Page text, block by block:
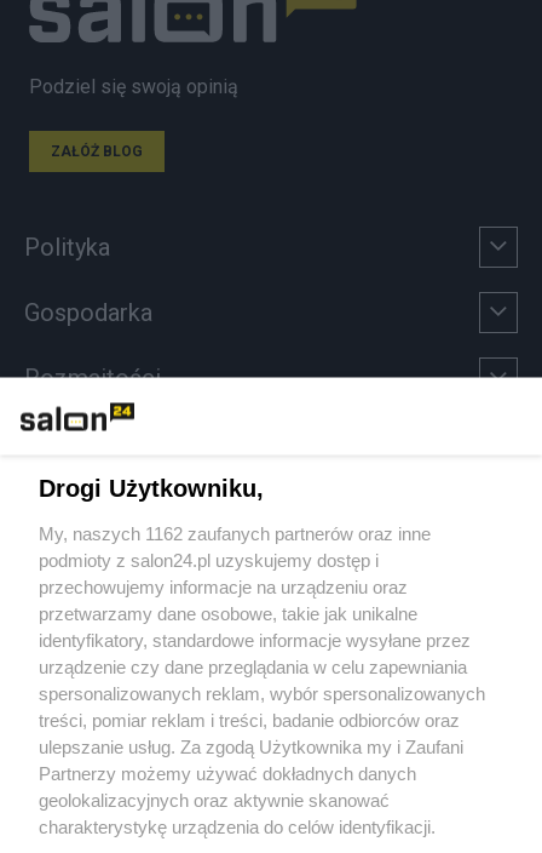
Podziel się swoją opinią
ZAŁÓŻ BLOG
Polityka
Gospodarka
Rozmaitości
Sport
Społeczeństwo
Kultura
X Facebook Instagram Youtube
Drogi Użytkowniku,
My, naszych 1162 zaufanych partnerów oraz inne
podmioty z salon24.pl uzyskujemy dostęp i
przechowujemy informacje na urządzeniu oraz
przetwarzamy dane osobowe, takie jak unikalne
identyfikatory, standardowe informacje wysyłane przez
urządzenie czy dane przeglądania w celu zapewniania
spersonalizowanych reklam, wybór spersonalizowanych
treści, pomiar reklam i treści, badanie odbiorców oraz
ulepszanie usług. Za zgodą Użytkownika my i Zaufani
Partnerzy możemy używać dokładnych danych
geolokalizacyjnych oraz aktywnie skanować
charakterystykę urządzenia do celów identyfikacji.